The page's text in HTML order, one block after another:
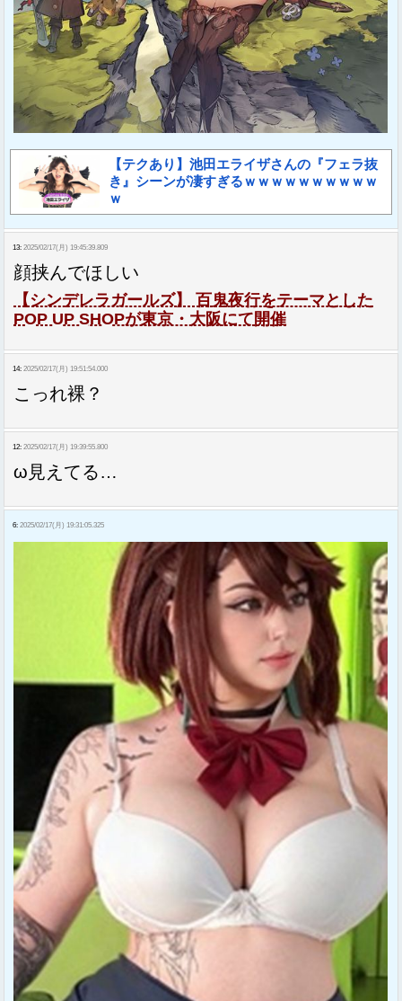
【テクあり】池田エライザさんの『フェラ抜
き』シーンが凄すぎるｗｗｗｗｗｗｗｗｗｗ
ｗ
13: 2025/02/17(月) 19:45:39.809
顔挟んでほしい
【シンデレラガールズ】 百鬼夜行をテーマとした
POP UP SHOPが東京・大阪にて開催
14: 2025/02/17(月) 19:51:54.000
こっれ裸？
12: 2025/02/17(月) 19:39:55.800
ω見えてる…
6: 2025/02/17(月) 19:31:05.325